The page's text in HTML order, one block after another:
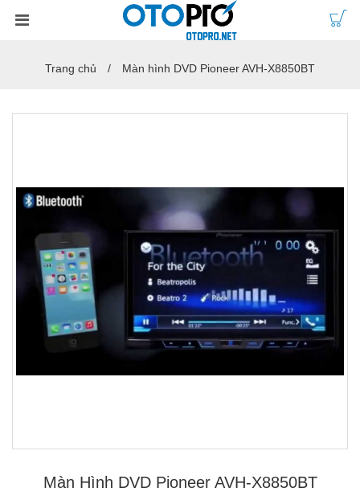
Trang chủ Màn hình DVD Pioneer AVH-X8850BT
Màn Hình DVD Pioneer AVH-X8850BT